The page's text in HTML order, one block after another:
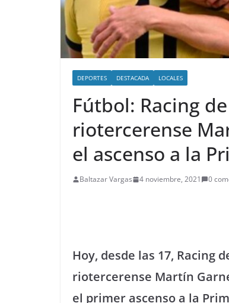
DEPORTES DESTACADA LOCALES
Fútbol: Racing
riotercerense
el ascenso a la
Baltazar Vargas 4 noviembre, 2021 0
Hoy, desde las 17, Racing
riotercerense Martín
el primer ascenso a la